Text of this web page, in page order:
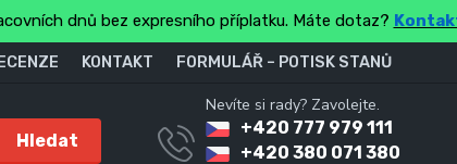
dnů bez expresního příplatku. Máte dotaz?
KONTAKT FORMULÁŘ – POTISK STANŮ
Hledat
Nevíte si rady? Zavolejte.
+420 777 979 111
+420 380 071 380